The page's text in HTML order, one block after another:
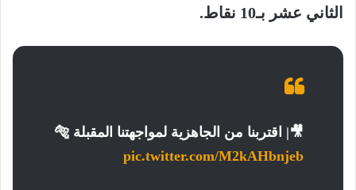
الثاني عشر بـ10 نقاط.
🎥| اقتربنا من الجاهزية لمواجهتنا المقبلة 🐅
pic.twitter.com/M2kAHbnjeb